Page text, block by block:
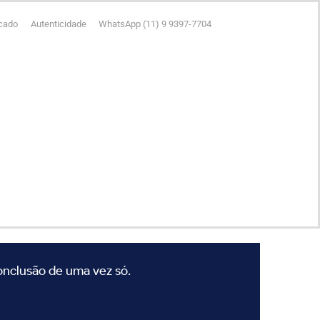
Autenticidade WhatsApp (11) 9 9397-7704
de uma vez só.